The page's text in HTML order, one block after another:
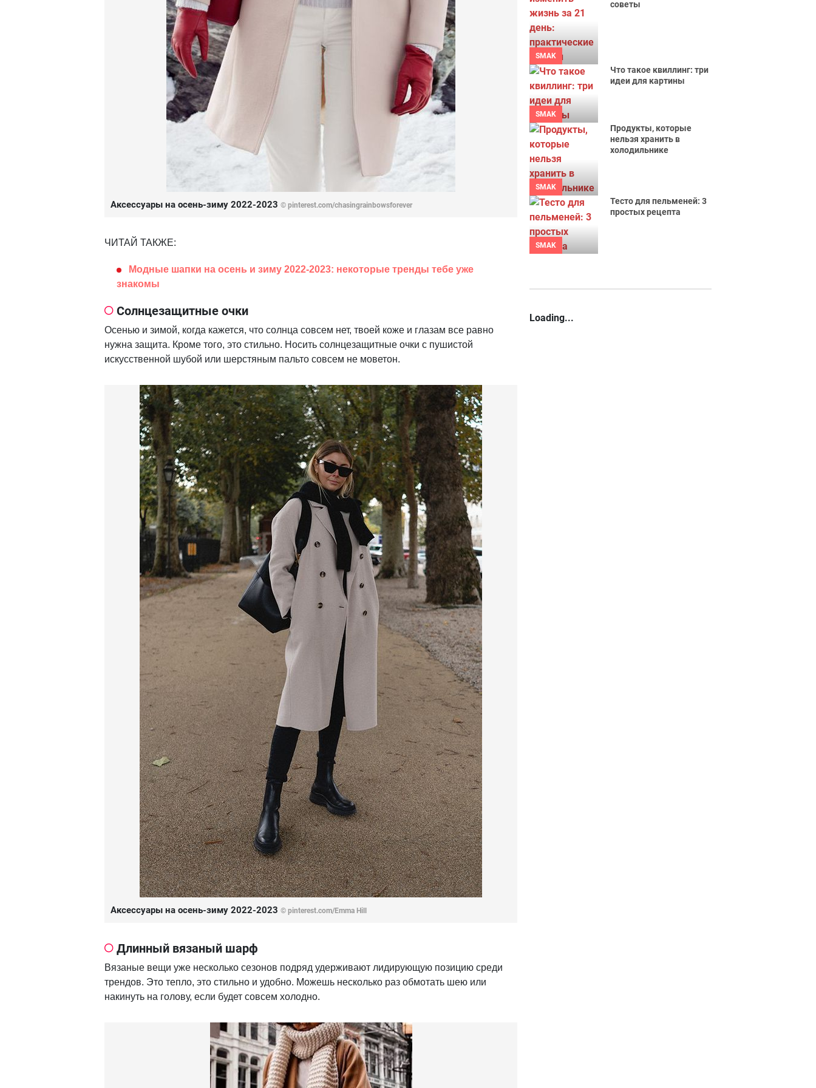
Аксессуары на осень-зиму 2022-2023 © pinterest.com/chasingrainbowsforever
ЧИТАЙ ТАКЖЕ:
Модные шапки на осень и зиму 2022-2023: некоторые тренды тебе уже
знакомы
Солнцезащитные очки
Осенью и зимой, когда кажется, что солнца совсем нет, твоей коже и глазам все равно
нужна защита. Кроме того, это стильно. Носить солнцезащитные очки с пушистой
искусственной шубой или шерстяным пальто совсем не моветон.
Аксессуары на осень-зиму 2022-2023 © pinterest.com/Emma Hill
Длинный вязаный шарф
Вязаные вещи уже несколько сезонов подряд удерживают лидирующую позицию среди
трендов. Это тепло, это стильно и удобно. Можешь несколько раз обмотать шею или
накинуть на голову, если будет совсем холодно.
SMAK
советы
SMAK
Что такое квиллинг: три
идеи для картины
SMAK
Продукты, которые
нельзя хранить в
холодильнике
SMAK
Тесто для пельменей: 3
простых рецепта
Loading...